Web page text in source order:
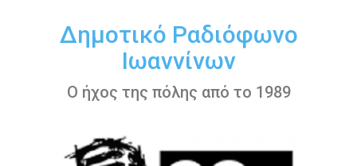
περιεχόμενοΔημοτικό Ραδιόφωνο
Ιωαννίνων
Ο ήχος της πόλης από το 1989